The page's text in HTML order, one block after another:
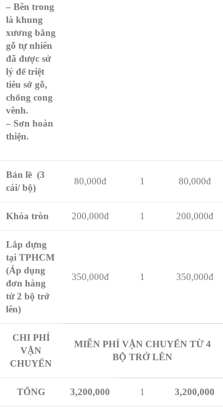
– Bên trong
là khung
xương bằng
gỗ tự nhiên
đã được sử
lý để triệt
tiêu sớ gỗ,
chống cong
vênh.
– Sơn hoàn
thiện.
Bản lề (3
cái/ bộ)
80,000đ 1 80,000đ
Khóa tròn 200,000đ 1 200,000đ
Lắp dựng
tại TPHCM
(Áp dụng
đơn hàng
từ 2 bộ trở
lên)
350,000đ 1 350,000đ
CHI PHÍ
VẬN
CHUYỂN
MIỄN PHÍ VẬN CHUYỂN TỪ 4
BỘ TRỞ LÊN
TỔNG 3,200,000 1 3,200,000